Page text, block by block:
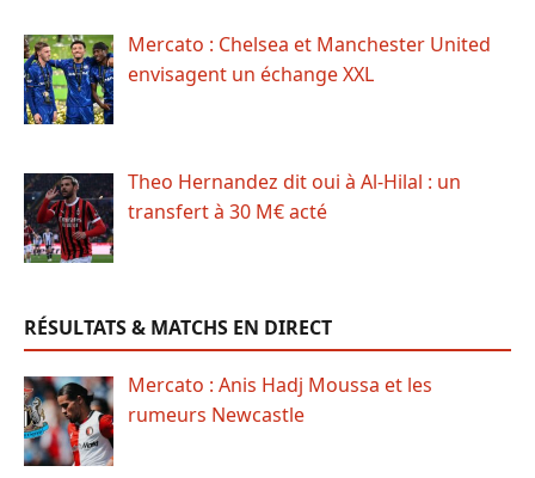
Mercato : Chelsea et Manchester United
envisagent un échange XXL
Theo Hernandez dit oui à Al-Hilal : un
transfert à 30 M€ acté
RÉSULTATS & MATCHS EN DIRECT
Mercato : Anis Hadj Moussa et les
rumeurs Newcastle